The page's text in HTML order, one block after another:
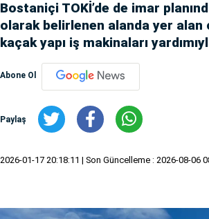
Bostaniçi TOKİ’de de imar
olarak belirlenen alanda yer alan
kaçak yapı iş makinaları
Abone Ol
Paylaş
2026-01-17 20:18:11 | Son Güncelleme : 2026-08-06